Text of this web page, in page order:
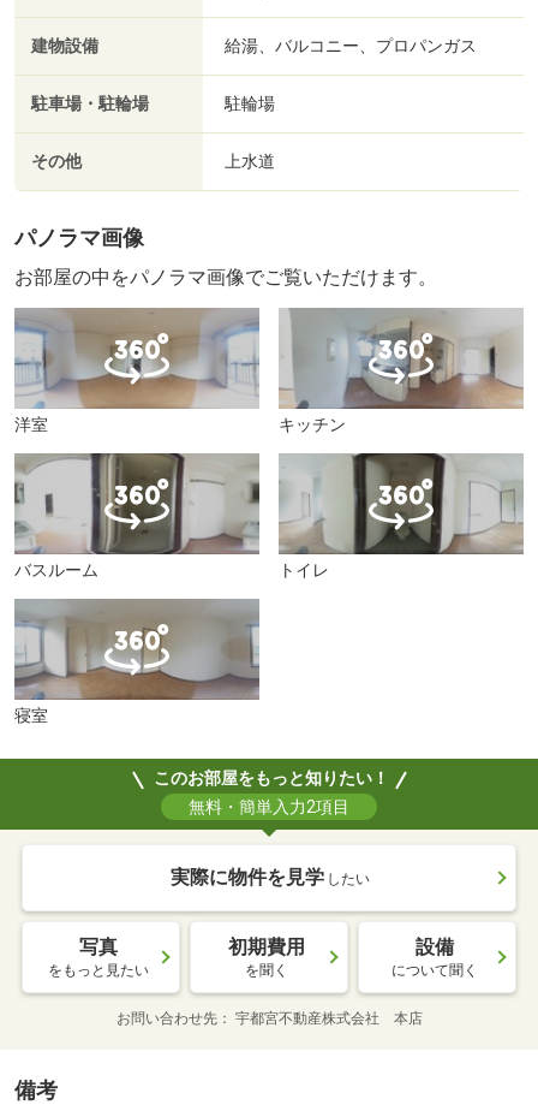
建物設備 給湯、バルコニー、プロパンガス
駐車場・駐輪場 駐輪場
その他 上水道
パノラマ画像
お部屋の中をパノラマ画像でご覧いただけます。
洋室 キッチン
バスルーム トイレ
寝室
このお部屋をもっと知りたい！
無料・簡単入力2項目
実際に物件を見学 したい
写真
をもっと見たい
初期費用
を聞く
設備
について聞く
お問い合わせ先 宇都宮不動産株式会社 本店
備考